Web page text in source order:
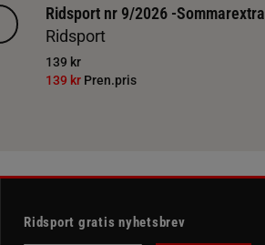
Ridsport nr 9/2026 -Sommarextra
Ridsport
139 kr
139 kr Pren.pris
Ridsport gratis nyhetsbrev